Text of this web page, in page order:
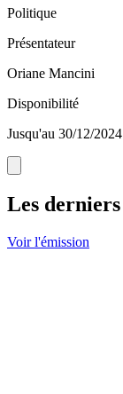
Politique
Présentateur
Oriane Mancini
Disponibilité
Jusqu'au 30/12/2024
Les derniers
Voir l'émission